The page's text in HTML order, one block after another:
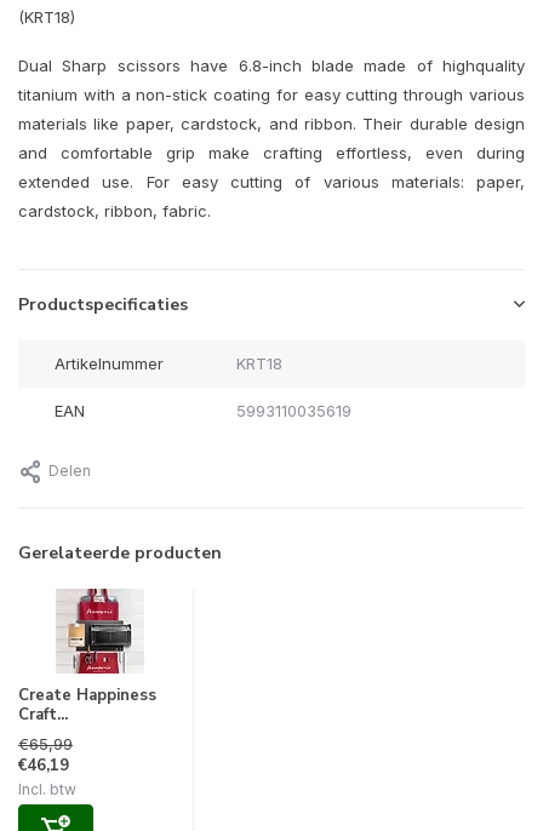
(KRT18)
Dual Sharp scissors have 6.8-inch blade made of highquality
titanium with a non-stick coating for easy cutting through various
materials like paper, cardstock, and ribbon. Their durable design
and comfortable grip make crafting effortless, even during
extended use. For easy cutting of various materials: paper,
cardstock, ribbon, fabric.
Productspecificaties
Artikelnummer KRT18
EAN 5993110035619
Delen
Gerelateerde producten
Create Happiness
Craft...
€65,99
€46,19
Incl. btw